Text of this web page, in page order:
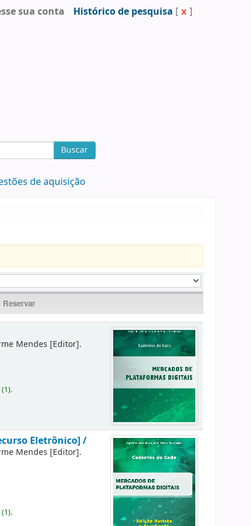
sua conta Histórico de pesquisa [ x ]
Buscar
de aquisição
Mendes [Editor].
(1).
Eletrônico] /
Mendes [Editor].
(1).